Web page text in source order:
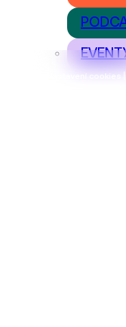
Nastavení cookies